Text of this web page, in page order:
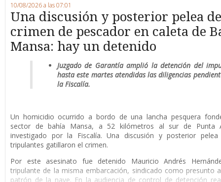
10/08/2026 a las 07:01
Una discusión y posterior pelea
crimen de pescador en caleta de
Mansa: hay un detenido
Juzgado de Garantía amplió la detención del
hasta este martes atendidas las diligencias
la Fiscalía.
Un homicidio ocurrido a bordo de una lancha pesquera
sector de bahía Mansa, a 52 kilómetros al sur de Punta
investigado por la Fiscalía. Una discusión y posterior
tripulantes gatillaron el crimen.
Por este asesinato fue detenido Mauricio Andrés
tripulante de la misma embarcación, sindicado como presunto
patrón de la nave. En la audiencia de control de detención